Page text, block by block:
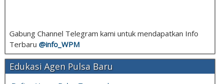
Gabung Channel Telegram kami untuk mendapatkan Info
Terbaru @info_ WPM
Edukasi Agen Pulsa Baru